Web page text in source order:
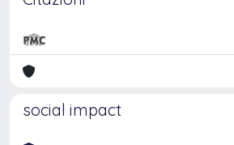
social impact